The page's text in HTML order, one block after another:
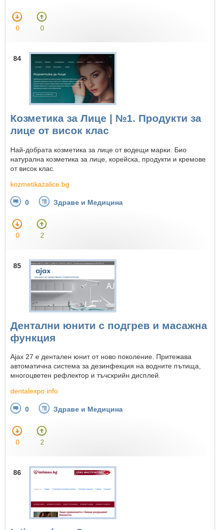
0 0
84
Козметика за Лице | №1. Продукти за
лице от висок клас
Най-добрата козметика за лице от водещи марки. Био
натурална козметика за лице, корейска, продукти и кремове
от висок клас.
kozmetikazalice.bg
0 Здраве и Медицина
0 2
85
Дентални юнити с подгрев и масажна
функция
Ajax 27 е дентален юнит от ново поколение. Притежава
автоматична система за дезинфекция на водните пътища,
многоцветен рефлектор и тъчскрийн дисплей.
dentalexpo.info
0 Здраве и Медицина
0 2
86